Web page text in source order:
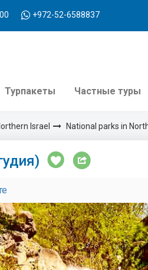
+972-52-6588837
Турпакеты Частные туры
Israel National parks in